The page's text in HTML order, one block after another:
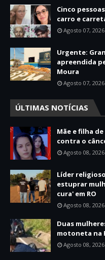
Cinco
carro e
Agosto 07, 2026
Urgente:
apreendida
Moura
Agosto 07, 2026
ÚLTIMAS NOTÍCIAS
Mãe e filha
contra o
Agosto 08, 2026
Líder
estuprar
cura' em RO
Agosto 08, 2026
Duas
motoneta na
Agosto 08, 2026